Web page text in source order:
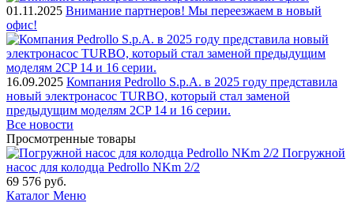
01.11.2025 Внимание партнеров! Мы переезжаем в новый
офис!
16.09.2025 Компания Pedrollo S.p.A. в 2025 году представила
новый электронасос TURBO, который стал заменой
предыдущим моделям 2CP 14 и 16 серии.
Все новости
Просмотренные товары
Погружной
насос для колодца Pedrollo NKm 2/2
69 576 руб.
Каталог Меню